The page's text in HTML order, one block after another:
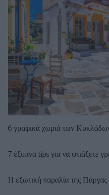
6 γραφικά χωριά των
7 έξυπνα tips για να φτιάξετε
Η εξωτική παραλία της